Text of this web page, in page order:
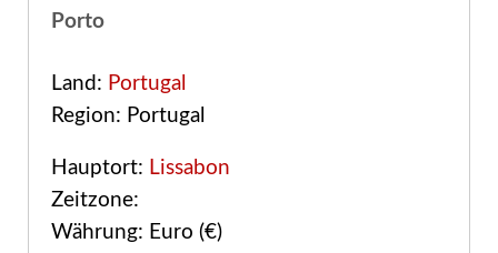
Porto
Land: Portugal
Region: Portugal
Hauptort: Lissabon
Zeitzone:
Währung: Euro (€)